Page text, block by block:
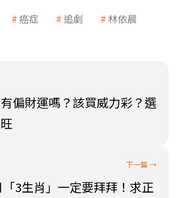
癌症 追劇
林依晨
偏財運嗎？該買威力彩？選
3生肖」一定要拜拜！求正